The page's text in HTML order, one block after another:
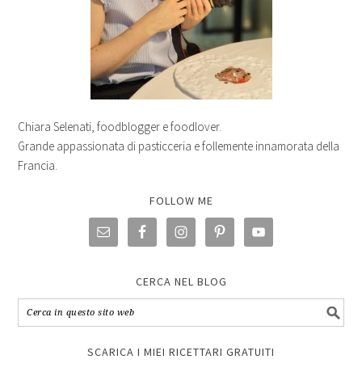
Chiara Selenati, foodblogger e foodlover.
Grande appassionata di pasticceria e follemente innamorata della
Francia.
FOLLOW ME
CERCA NEL BLOG
SCARICA I MIEI RICETTARI GRATUITI